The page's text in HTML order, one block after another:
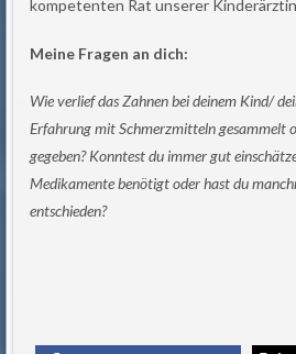
kompetenten Rat unserer
Meine Fragen an dich:
Wie verlief das Zahnen bei deinem Kind/
Erfahrung mit Schmerzmitteln gesammelt
gegeben? Konntest du immer gut
Medikamente benötigt oder hast du
entschieden?